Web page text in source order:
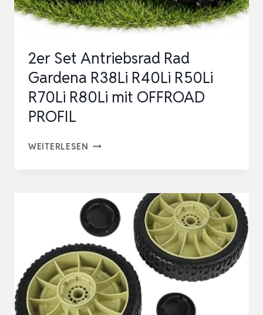
&
HUSQVARNA
105
305
3…
2er Set Antriebsrad Rad
Gardena R38Li R40Li R50Li
R70Li R80Li mit OFFROAD
PROFIL
WEITERLESEN 2ER
RAD
GARDENA
R38LI
R40LI
R50LI
R70LI
R80LI